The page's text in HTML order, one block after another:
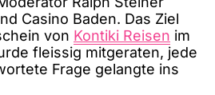
Casino Baden. Das Ziel
von Kontiki Reisen im
fleissig mitgeraten, jede
Frage gelangte ins